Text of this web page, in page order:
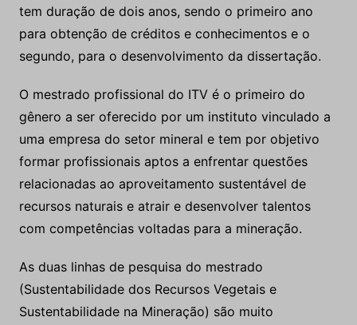
tem duração de dois anos, sendo o primeiro ano
para obtenção de créditos e conhecimentos e o
segundo, para o desenvolvimento da dissertação.
O mestrado profissional do ITV é o primeiro do
gênero a ser oferecido por um instituto vinculado a
uma empresa do setor mineral e tem por objetivo
formar profissionais aptos a enfrentar questões
relacionadas ao aproveitamento sustentável de
recursos naturais e atrair e desenvolver talentos
com competências voltadas para a mineração.
As duas linhas de pesquisa do mestrado
(Sustentabilidade dos Recursos Vegetais e
Sustentabilidade na Mineração) são muito